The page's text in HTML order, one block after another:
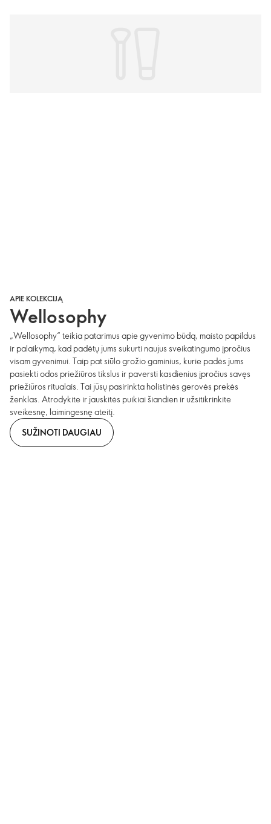
APIE KOLEKCIJĄ
Wellosophy
„Wellosophy“ teikia patarimus apie gyvenimo būdą, maisto papildus
ir palaikymą, kad padėtų jums sukurti naujus sveikatingumo įpročius
visam gyvenimui. Taip pat siūlo grožio gaminius, kurie padės jums
pasiekti odos priežiūros tikslus ir paversti kasdienius įpročius savęs
priežiūros ritualais. Tai jūsų pasirinkta holistinės gerovės prekės
ženklas. Atrodykite ir jauskitės puikiai šiandien ir užsitikrinkite
sveikesnę, laimingesnę ateitį.
SUŽINOTI DAUGIAU